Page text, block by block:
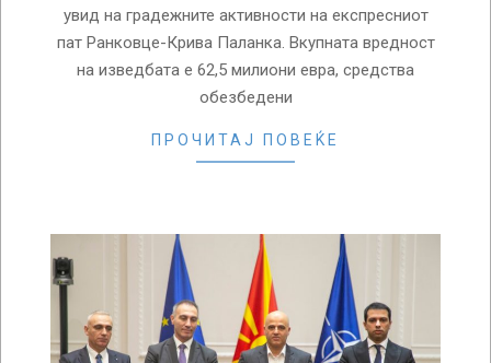
увид на градежните активности на експресниот
пат Ранковце-Крива Паланка. Вкупната вредност
на изведбата е 62,5 милиони евра, средства
обезбедени
ПРОЧИТАЈ ПОВЕЌЕ